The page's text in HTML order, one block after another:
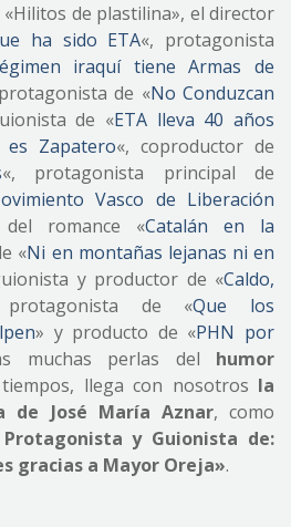
de plastilina», el director
ha sido ETA«, protagonista
iraquí tiene Armas de
de «No Conduzcan
de «ETA lleva 40 años
Zapatero«, coproductor de
«, protagonista principal de
Vasco de Liberación
romance «Catalán en la
«Ni en montañas lejanas ni en
y productor de «Caldo,
de «Que los
» y producto de «PHN por
muchas perlas del humor
llega con nosotros la
de José María Aznar, como
y Guionista de:
gracias a Mayor Oreja».